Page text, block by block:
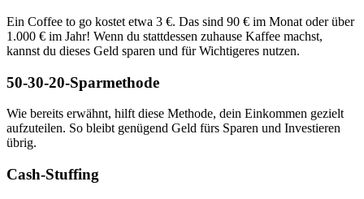
Ein Coffee to go kostet etwa 3 €. Das sind 90 € im Monat oder über
1.000 € im Jahr! Wenn du stattdessen zuhause Kaffee machst,
kannst du dieses Geld sparen und für Wichtigeres nutzen.
50-30-20-Sparmethode
Wie bereits erwähnt, hilft diese Methode, dein Einkommen gezielt
aufzuteilen. So bleibt genügend Geld fürs Sparen und Investieren
übrig.
Cash-Stuffing